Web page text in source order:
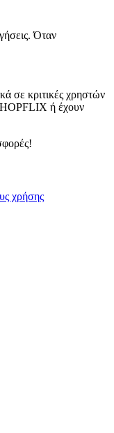
Όταν
σε κριτικές χρηστών
ή έχουν
χρήσης